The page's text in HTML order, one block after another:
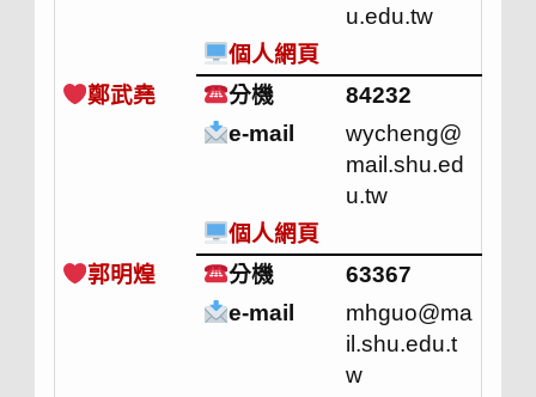
u.edu.tw
個人網頁
鄭武堯
分機
84232
e-mail
wycheng@
mail.shu.ed
u.tw
個人網頁
郭明煌
分機
63367
e-mail
mhguo@ma
il.shu.edu.t
w